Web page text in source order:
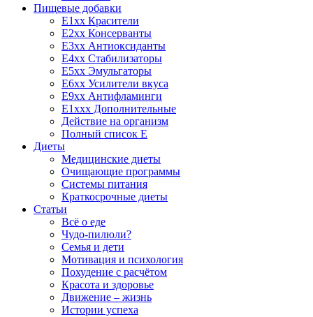
Пищевые добавки
E1xx Красители
E2xx Консерванты
E3xx Антиоксиданты
E4xx Стабилизаторы
E5xx Эмульгаторы
E6xx Усилители вкуса
E9xx Антифламинги
E1xxx Дополнительные
Действие на организм
Полный список E
Диеты
Медицинские диеты
Очищающие программы
Системы питания
Краткосрочные диеты
Статьи
Всё о еде
Чудо-пилюли?
Семья и дети
Мотивация и психология
Похудение с расчётом
Красота и здоровье
Движение – жизнь
Истории успеха